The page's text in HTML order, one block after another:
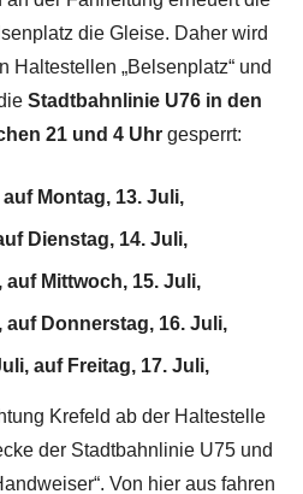
die Gleise. Daher wird
Haltestellen „Belsenplatz“ und
Stadtbahnlinie U76 in den
21 und 4 Uhr gesperrt:
Montag, 13. Juli,
Dienstag, 14. Juli,
Mittwoch, 15. Juli,
Donnerstag, 16. Juli,
auf Freitag, 17. Juli,
Krefeld ab der Haltestelle
der Stadtbahnlinie U75 und
Von hier aus fahren